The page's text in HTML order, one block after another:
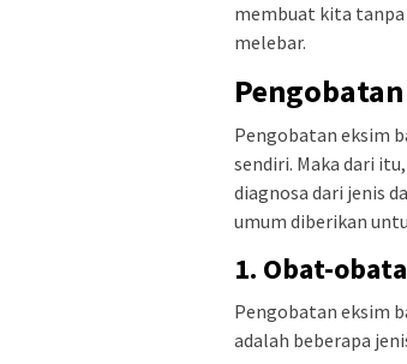
membuat kita tanpa
melebar.
Pengobatan eksim
sendiri. Maka dari
diagnosa dari jenis
umum diberikan
1. Obat-
Pengobatan eksim
adalah beberapa